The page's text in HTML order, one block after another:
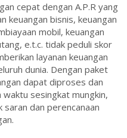
cepat dengan A.P.R yang
keuangan bisnis, keuangan
mobil, keuangan
e.t.c. tidak peduli skor
layanan keuangan
dunia. Dengan paket
dapat diproses dan
sesingkat mungkin,
saran dan perencanaan